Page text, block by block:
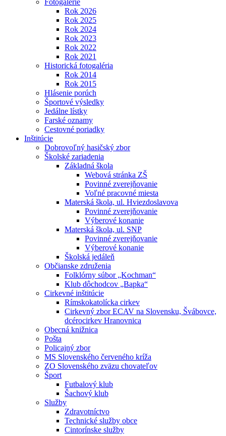
Fotogalérie
Rok 2026
Rok 2025
Rok 2024
Rok 2023
Rok 2022
Rok 2021
Historická fotogaléria
Rok 2014
Rok 2015
Hlásenie porúch
Športové výsledky
Jedálne lístky
Farské oznamy
Cestovné poriadky
Inštitúcie
Dobrovoľný hasičský zbor
Školské zariadenia
Základná škola
Webová stránka ZŠ
Povinné zverejňovanie
Voľné pracovné miesta
Materská škola, ul. Hviezdoslavova
Povinné zverejňovanie
Výberové konanie
Materská škola, ul. SNP
Povinné zverejňovanie
Výberové konanie
Školská jedáleň
Občianske združenia
Folklórny súbor „Kochman“
Klub dôchodcov „Bapka“
Cirkevné inštitúcie
Rímskokatolícka cirkev
Cirkevný zbor ECAV na Slovensku, Švábovce,
dcérocirkev Hranovnica
Obecná knižnica
Pošta
Policajný zbor
MS Slovenského červeného kríža
ZO Slovenského zväzu chovateľov
Šport
Futbalový klub
Šachový klub
Služby
Zdravotníctvo
Technické služby obce
Cintorínske služby